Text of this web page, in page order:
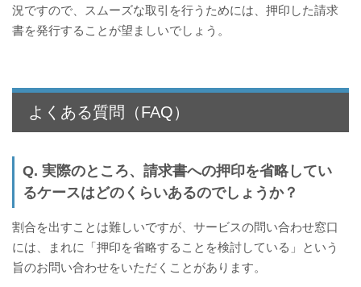
況ですので、スムーズな取引を行うためには、押印した請求
書を発行することが望ましいでしょう。
よくある質問（FAQ）
Q. 実際のところ、請求書への押印を省略してい
るケースはどのくらいあるのでしょうか？
割合を出すことは難しいですが、サービスの問い合わせ窓口
には、まれに「押印を省略することを検討している」という
旨のお問い合わせをいただくことがあります。